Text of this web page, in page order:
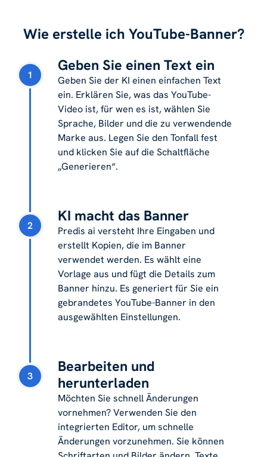
Wie erstelle ich YouTube-Banner?
1
Geben Sie einen Text ein
Geben Sie der KI einen einfachen Text
ein. Erklären Sie, was das YouTube-
Video ist, für wen es ist, wählen Sie
Sprache, Bilder und die zu verwendende
Marke aus. Legen Sie den Tonfall fest
und klicken Sie auf die Schaltfläche
„Generieren“.
2
KI macht das Banner
Predis ai versteht Ihre Eingaben und
erstellt Kopien, die im Banner
verwendet werden. Es wählt eine
Vorlage aus und fügt die Details zum
Banner hinzu. Es generiert für Sie ein
gebrandetes YouTube-Banner in den
ausgewählten Einstellungen.
3
Bearbeiten und
herunterladen
Möchten Sie schnell Änderungen
vornehmen? Verwenden Sie den
integrierten Editor, um schnelle
Änderungen vorzunehmen. Sie können